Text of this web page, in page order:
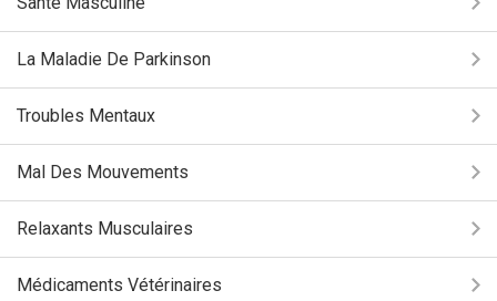
La Maladie De Parkinson
Troubles Mentaux
Mal Des Mouvements
Relaxants Musculaires
Médicaments Vétérinaires